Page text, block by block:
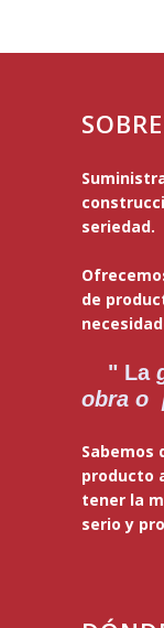
seriedad.
de
" La
obra o
Sabemos
producto
tener la
serio y